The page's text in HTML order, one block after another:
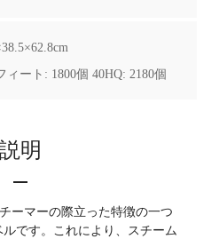
ィート: 1800個 40HQ: 2180個
説明
ーマーの際立った特徴の一つ
です。これにより、スチーム